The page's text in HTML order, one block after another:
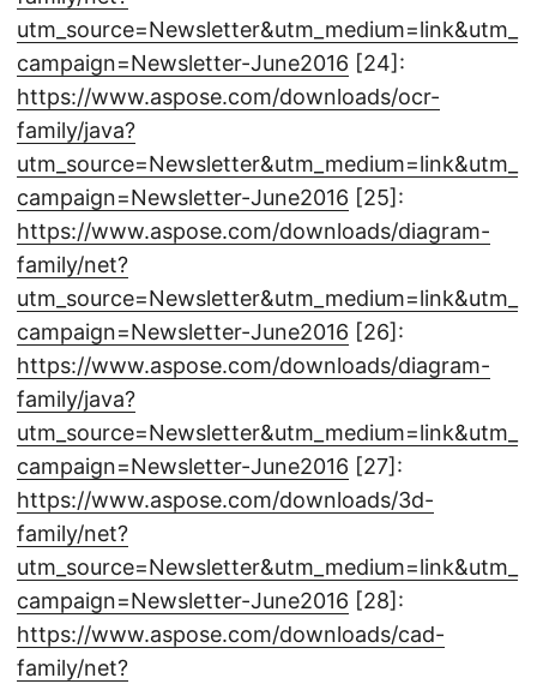
utm_source=Newsletter&utm_medium=link&utm_
campaign=Newsletter-June2016 [24]:
https://www.aspose.com/downloads/ocr-
family/java?
utm_source=Newsletter&utm_medium=link&utm_
campaign=Newsletter-June2016 [25]:
https://www.aspose.com/downloads/diagram-
family/net?
utm_source=Newsletter&utm_medium=link&utm_
campaign=Newsletter-June2016 [26]:
https://www.aspose.com/downloads/diagram-
family/java?
utm_source=Newsletter&utm_medium=link&utm_
campaign=Newsletter-June2016 [27]:
https://www.aspose.com/downloads/3d-
family/net?
utm_source=Newsletter&utm_medium=link&utm_
campaign=Newsletter-June2016 [28]:
https://www.aspose.com/downloads/cad-
family/net?